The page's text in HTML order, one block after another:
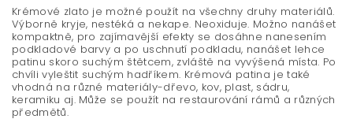
Krémové zlato je možné použít na všechny druhy materiálů.
Výborně kryje, nestéká a nekape. Neoxiduje. Možno nanášet
kompaktně, pro zajímavější efekty se dosáhne nanesením
podkladové barvy a po uschnutí podkladu, nanášet lehce
patinu skoro suchým štětcem, zvláště na vyvýšená místa. Po
chvíli vyleštit suchým hadříkem. Krémová patina je také
vhodná na různé materiály-dřevo, kov, plast, sádru,
keramiku aj. Může se použít na restaurování rámů a různých
předmětů.